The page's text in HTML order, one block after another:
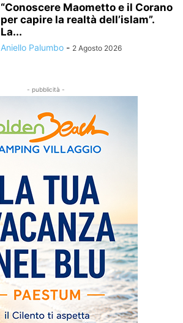
“Conoscere Maometto e il Corano
per capire la realtà dell’islam”.
La...
Aniello Palumbo - 2 Agosto 2026
- pubblicità -